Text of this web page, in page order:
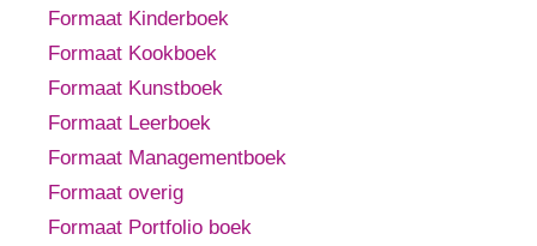
Formaat Kinderboek
Formaat Kookboek
Formaat Kunstboek
Formaat Leerboek
Formaat Managementboek
Formaat overig
Formaat Portfolio boek